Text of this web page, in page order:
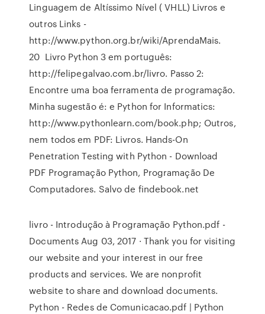
Linguagem de Altíssimo Nível ( VHLL) Livros e
outros Links -
http://www.python.org.br/wiki/AprendaMais.
20 Livro Python 3 em português:
http://felipegalvao.com.br/livro. Passo 2:
Encontre uma boa ferramenta de programação.
Minha sugestão é: e Python for Informatics:
http://www.pythonlearn.com/book.php; Outros,
nem todos em PDF: Livros. Hands-On
Penetration Testing with Python - Download
PDF Programação Python, Programação De
Computadores. Salvo de findebook.net
livro - Introdução à Programação Python.pdf -
Documents Aug 03, 2017 · Thank you for visiting
our website and your interest in our free
products and services. We are nonprofit
website to share and download documents.
Python - Redes de Comunicacao.pdf | Python